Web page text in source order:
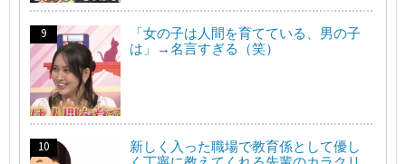
「女の子は人間を育てている、男の子
は」→名言すぎる（笑）
新しく入った職場で教育係として優し